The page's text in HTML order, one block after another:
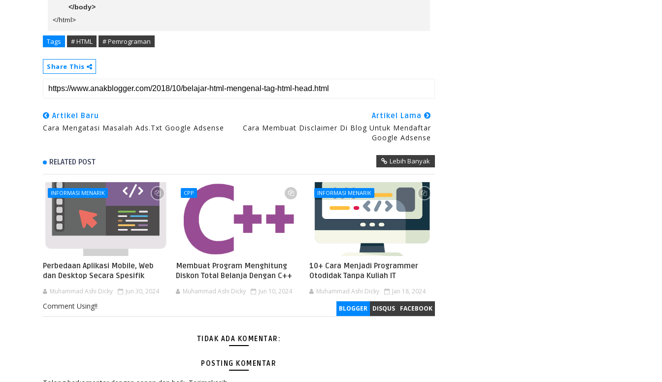
</body>
</html>
Tags # HTML # Pemrograman
Share This
Artikel Baru
Cara Mengatasi Masalah Ads.txt Google Adsense
Artikel Lama
Cara Membuat Disclaimer Di Blog Untuk Mendaftar
Google Adsense
RELATED POST Lebih Banyak
INFORMASI MENARIK
Perbedaan Aplikasi Mobile, Web
dan Desktop Secara Spesifik
Muhammad Ashi Dicky Jun 30, 2024
CPP
Membuat Program Menghitung
Diskon Total Belanja Dengan C++
Muhammad Ashi Dicky Jun 10, 2024
INFORMASI MENARIK
10+ Cara Menjadi Programmer
Otodidak Tanpa Kuliah IT
Muhammad Ashi Dicky Jan 18, 2024
BLOGGER DISQUS FACEBOOK
Comment Using!!
TIDAK ADA KOMENTAR:
POSTING KOMENTAR